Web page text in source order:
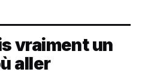
vraiment un
aller